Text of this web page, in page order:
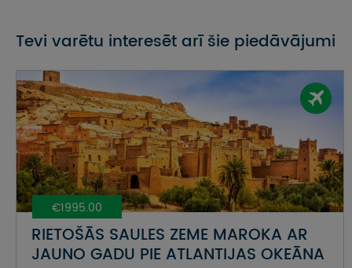
Tevi varētu interesēt arī šie piedāvājumi
€1995.00
RIETOŠĀS SAULES ZEME MAROKA AR
JAUNO GADU PIE ATLANTIJAS OKEĀNA